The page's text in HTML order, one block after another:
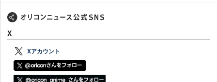
X
Xアカウント